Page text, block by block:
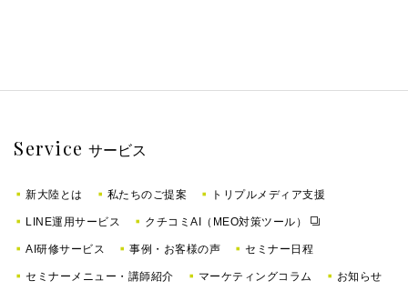
Service サービス
新大陸とは 私たちのご提案 トリプルメディア支援
LINE運用サービス クチコミAI（MEO対策ツール）
AI研修サービス 事例・お客様の声 セミナー日程
セミナーメニュー・講師紹介 マーケティングコラム お知らせ